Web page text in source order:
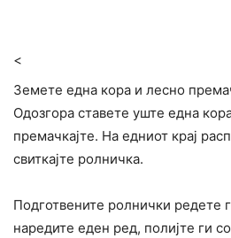
<
Земете една кора и лесно
Одозгора ставете уште една
премачкајте. На едниот крај
свиткајте ролничка.
Подготвените ролнички редете
наредите еден ред, полијте ги